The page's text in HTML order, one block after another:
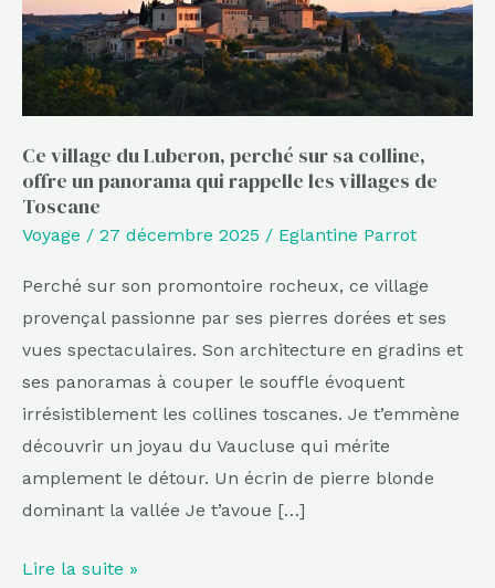
Ce village du Luberon, perché sur sa colline,
offre un panorama qui rappelle les villages de
Toscane
Voyage / 27 décembre 2025 / Eglantine Parrot
Perché sur son promontoire rocheux, ce village
provençal passionne par ses pierres dorées et ses
vues spectaculaires. Son architecture en gradins et
ses panoramas à couper le souffle évoquent
irrésistiblement les collines toscanes. Je t’emmène
découvrir un joyau du Vaucluse qui mérite
amplement le détour. Un écrin de pierre blonde
dominant la vallée Je t’avoue […]
sa
colline,
offre
un
panorama
qui
rappelle
les
villages
de
Toscane
Lire la suite »